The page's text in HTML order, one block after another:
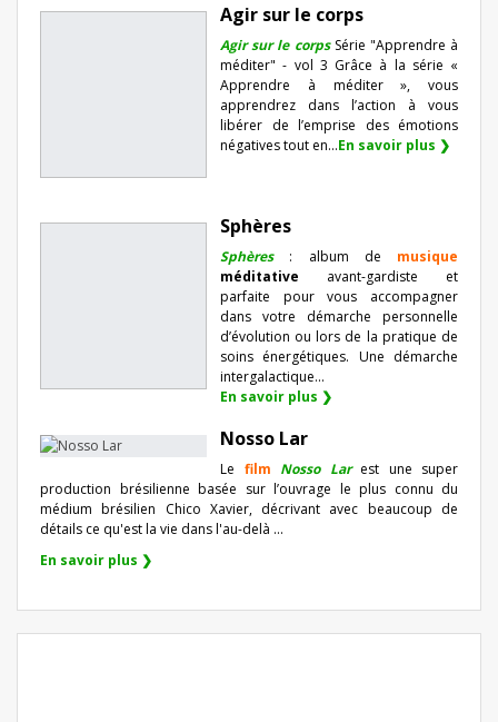
Agir sur le corps
Agir sur le corpsSérie "Apprendre à
méditer" - vol 3 Grâce à la série «
Apprendre à méditer », vous
apprendrez dans l’action à vous
libérer de l’emprise des émotions
négatives tout en...En savoir plus ❯
Sphères
Sphères: album de musique
méditative avant-gardiste et
parfaite pour vous accompagner
dans votre démarche personnelle
d’évolution ou lors de la pratique de
soins énergétiques. Une démarche
intergalactique...
En savoir plus ❯
Nosso Lar
Le film Nosso Lar est une super
production brésilienne basée sur l’ouvrage le plus connu du
médium brésilien Chico Xavier, décrivant avec beaucoup de
détails ce qu'est la vie dans l'au-delà ...
En savoir plus ❯